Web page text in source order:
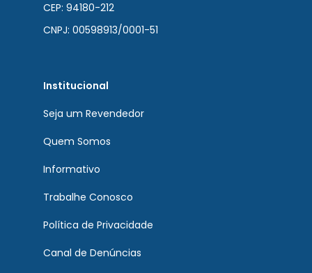
CEP: 94180-212
CNPJ: 00598913/0001-51
Institucional
Seja um Revendedor
Quem Somos
Informativo
Trabalhe Conosco
Política de Privacidade
Canal de Denúncias